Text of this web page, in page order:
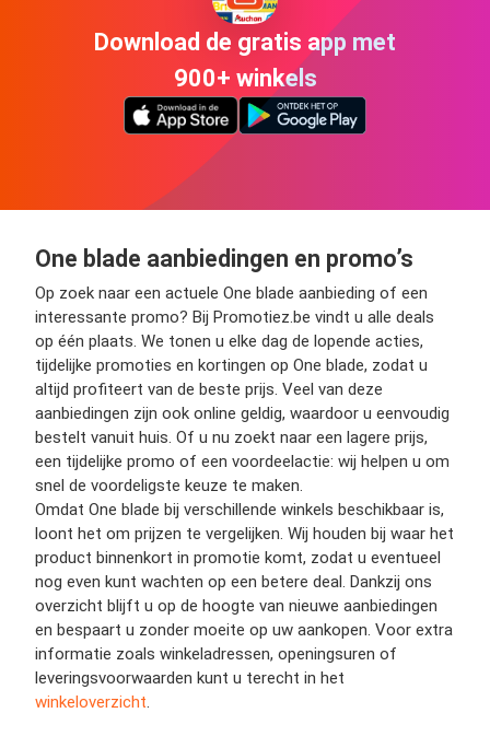
Download de gratis app met
900+ winkels
One blade aanbiedingen en promo’s
Op zoek naar een actuele One blade aanbieding of een
interessante promo? Bij Promotiez.be vindt u alle deals
op één plaats. We tonen u elke dag de lopende acties,
tijdelijke promoties en kortingen op One blade, zodat u
altijd profiteert van de beste prijs. Veel van deze
aanbiedingen zijn ook online geldig, waardoor u eenvoudig
bestelt vanuit huis. Of u nu zoekt naar een lagere prijs,
een tijdelijke promo of een voordeelactie: wij helpen u om
snel de voordeligste keuze te maken.
Omdat One blade bij verschillende winkels beschikbaar is,
loont het om prijzen te vergelijken. Wij houden bij waar het
product binnenkort in promotie komt, zodat u eventueel
nog even kunt wachten op een betere deal. Dankzij ons
overzicht blijft u op de hoogte van nieuwe aanbiedingen
en bespaart u zonder moeite op uw aankopen. Voor extra
informatie zoals winkeladressen, openingsuren of
leveringsvoorwaarden kunt u terecht in het
winkeloverzicht.